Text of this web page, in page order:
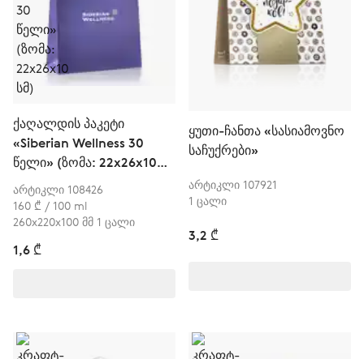
ქაღალდის პაკეტი
«Siberian Wellness 30
წელი» (ზომა: 22x26x10
სმ)
არტიკლი 108426
160 ₾ / 100 ml
260х220х100 მმ 1 ცალი
1,6 ₾
ყუთი-ჩანთა «სასიამოვნო
საჩუქრები»
არტიკლი 107921
1 ცალი
3,2 ₾